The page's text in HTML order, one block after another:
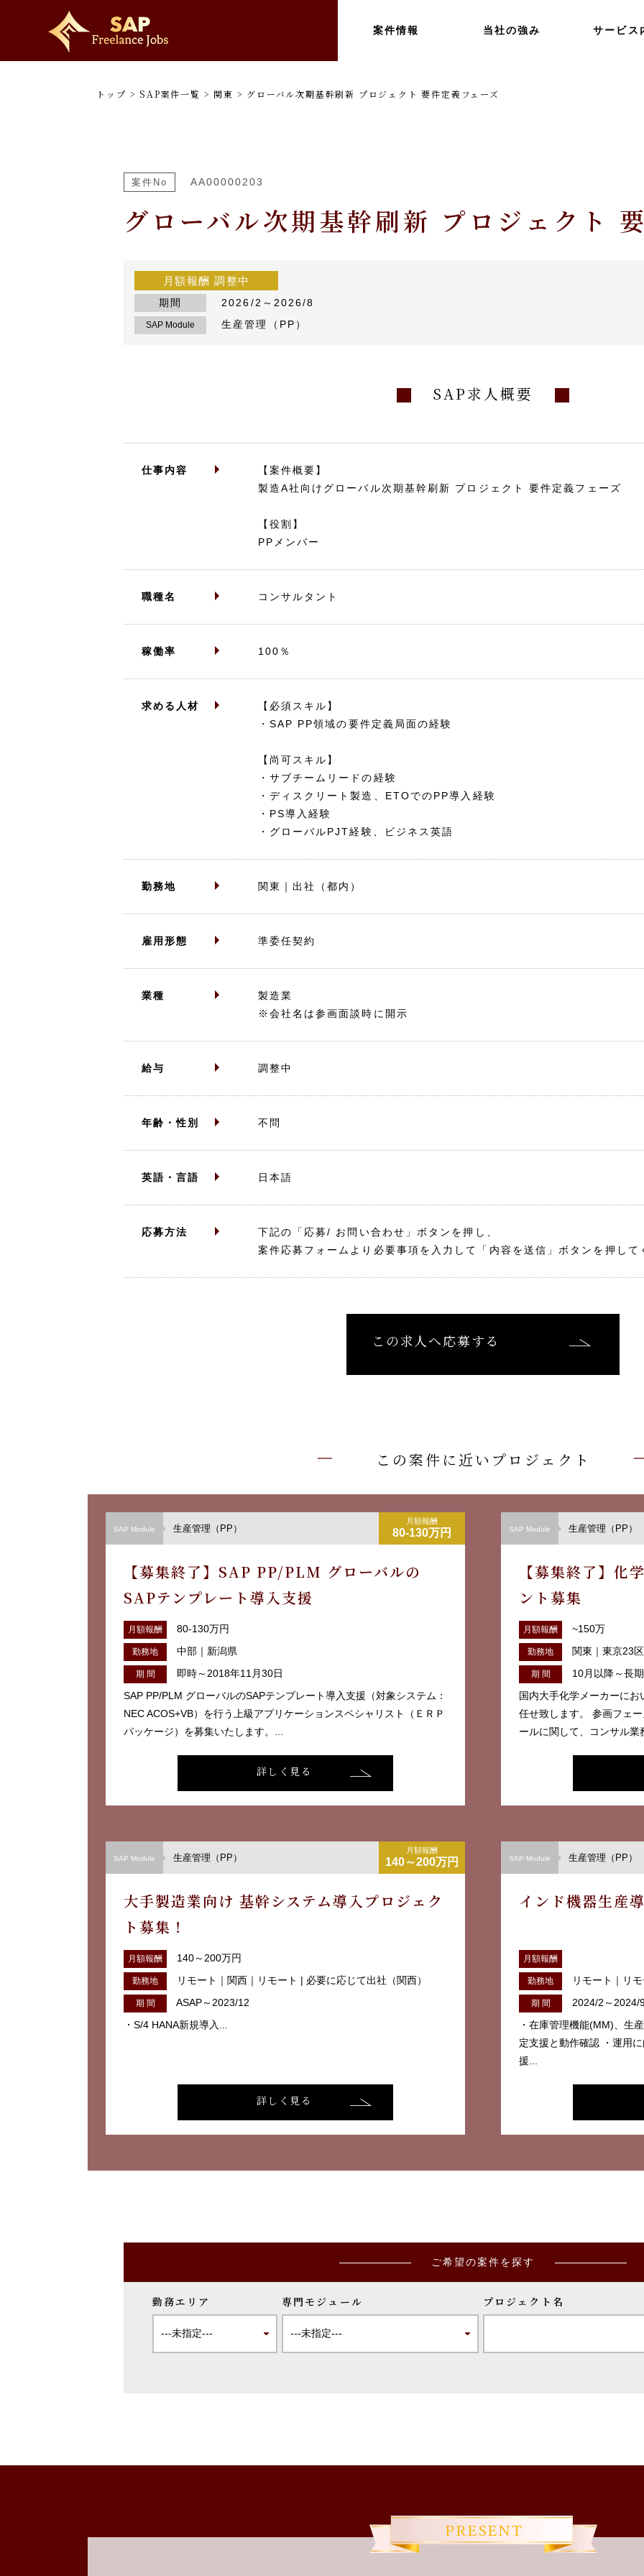
案件情報 当社の強み サービス
トップ >SAP案件一覧 > 関東 > グローバル次期基幹刷新 プロジェクト 要件定義フェーズ
案件No AA00000203
グローバル次期基幹刷新 プロジェクト
月額報酬 調整中
期間 2026/2～2026/8
SAP Module 生産管理（PP）
SAP求人概要
仕事内容
【案件概要】
製造A社向けグローバル次期基幹刷新 プロジェクト 要件定義フェーズ
【役割】
PPメンバー
職種名 コンサルタント
稼働率 100％
求める人材
【必須スキル】
・SAP PP領域の要件定義局面の経験
【尚可スキル】
・サブチームリードの経験
・ディスクリート製造、ETOでのPP導入経験
・PS導入経験
・グローバルPJT経験、ビジネス英語
勤務地 関東｜出社（都内）
雇用形態 準委任契約
業種
製造業
※会社名は参画面談時に開示
給与 調整中
年齢・性別 不問
英語・言語 日本語
応募方法
下記の「応募/ お問い合わせ」ボタンを押し、
案件応募フォームより必要事項を入力して「内容を送信」ボタンを押して
この求人へ応募する
この案件に近いプロジェクト
SAP Module 生産管理（PP）
月額報酬
80-130万円
【募集終了】SAP PP/PLM グローバルの
SAPテンプレート導入支援
月額報酬 80-130万円
勤務地 中部｜新潟県
期 間
即時～2018年11月30日
SAP PP/PLM グローバルのSAPテンプレート導入支援（対象システム：
NEC ACOS+VB）を行う上級アプリケーションスペシャリスト（ＥＲＰ
パッケージ）を募集いたします。...
詳しく見る
SAP Module 生産管理（PP）
【募集終了】化
ント募集
月額報酬 ~150万
勤務地 関東｜東京23
期 間
10月以降～長期
国内大手化学メーカーに
任せ致します。 参画フェ
ールに関して、コンサル業
SAP Module 生産管理（PP）
月額報酬
140～200万円
大手製造業向け 基幹システム導入プロジェク
ト募集！
月額報酬 140～200万円
勤務地 リモート｜関西｜リモート | 必要に応じて出社（関西）
期 間
ASAP～2023/12
・S/4 HANA新規導入...
詳しく見る
SAP Module 生産管理（PP）
インド機器生産
月額報酬
勤務地 リモート｜リモ
期 間
2024/2～2024/
・在庫管理機能(MM)、生
定支援と動作確認 ・運用
援...
ご希望の案件を探す
勤務エリア 専門モジュール プロジェクト名